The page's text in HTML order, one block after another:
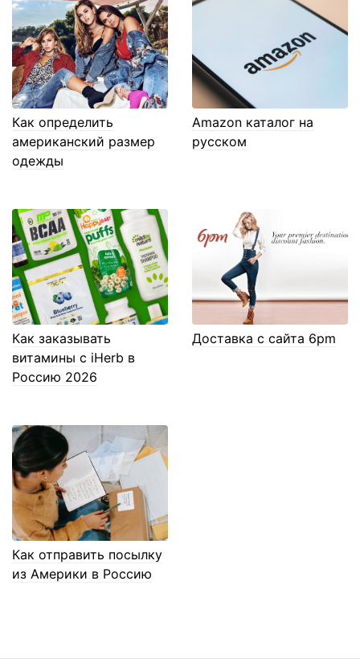
Как определить
американский размер
одежды
Amazon каталог на
русском
Как заказывать
витамины с iHerb в
Россию 2026
Доставка с сайта 6pm
Как отправить посылку
из Америки в Россию